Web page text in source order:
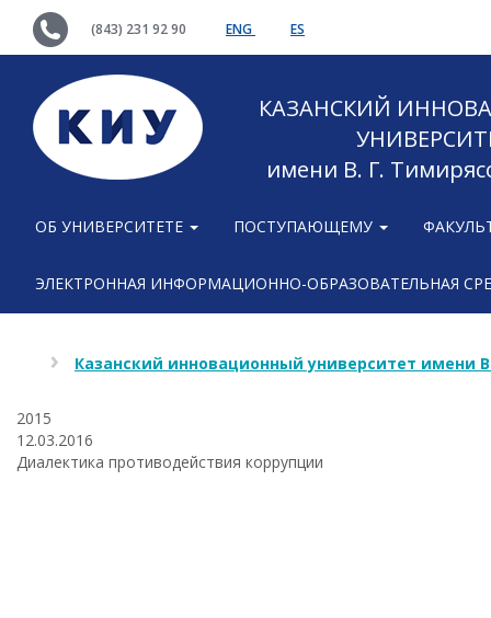
(843) 231 92 90 ENG ES
КАЗАНСКИЙ
имени В. Г.
ОБ УНИВЕРСИТЕТЕ ПОСТУПАЮЩЕМУ
ЭЛЕКТРОННАЯ ИНФОРМАЦИОННО-ОБРАЗОВАТЕЛЬНАЯ
Казанский инновационный университет имени
2015
12.03.2016
Диалектика противодействия коррупции